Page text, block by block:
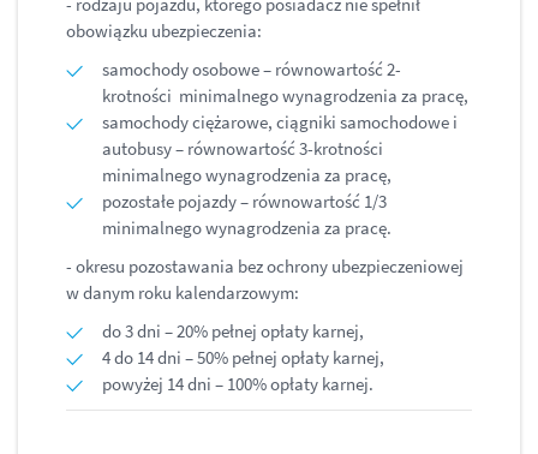
obowiązku ubezpieczenia:
samochody osobowe – równowartość 2-
krotności minimalnego wynagrodzenia za pracę,
samochody ciężarowe, ciągniki samochodowe i
autobusy – równowartość 3-krotności
minimalnego wynagrodzenia za pracę,
pozostałe pojazdy – równowartość 1/3
minimalnego wynagrodzenia za pracę.
- okresu pozostawania bez ochrony ubezpieczeniowej
w danym roku kalendarzowym:
do 3 dni – 20% pełnej opłaty karnej,
4 do 14 dni – 50% pełnej opłaty karnej,
powyżej 14 dni – 100% opłaty karnej.